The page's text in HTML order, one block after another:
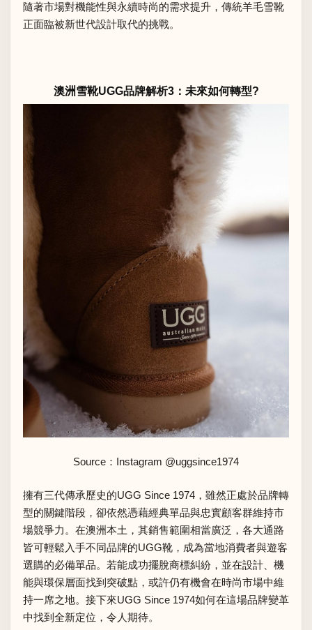
隨著市場對機能性與永續時尚的需求提升，傳統羊毛雪靴
正面臨被新世代設計取代的挑戰。
澳洲雪靴UGG品牌解析3：未來如何轉型?
Source：Instagram @uggsince1974
擁有三代傳承歷史的UGG Since 1974，雖然正處於品牌轉
型的關鍵階段，卻依然憑藉經典單品與忠實顧客群維持市
場競爭力。在澳洲本土，其銷售範圍相當廣泛，各大通路
皆可輕鬆入手不同品牌的UGG靴，成為當地消費者與遊客
選購的必備單品。若能成功擺脫商標糾紛，並在設計、機
能與環保層面找到突破點，或許仍有機會在時尚市場中維
持一席之地。接下來UGG Since 1974如何在這場品牌變革
中找到全新定位，令人期待。